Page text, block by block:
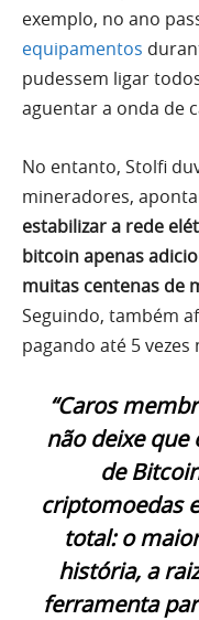
exemplo, no ano
equipamentos
pudessem ligar
aguentar a onda de
No entanto, Stolfi
mineradores,
estabilizar a rede
bitcoin apenas
muitas centenas de
Seguindo, também
pagando até 5
“Caros
não deixe que
de
criptomoedas
total: o
história, a
ferramenta